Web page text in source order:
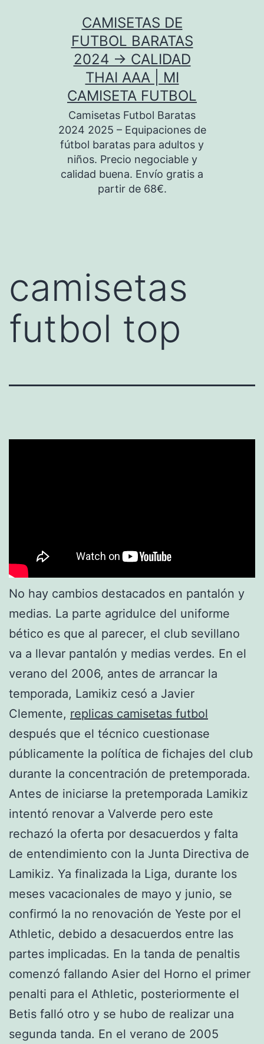
CAMISETAS DE
FUTBOL BARATAS
2024 → CALIDAD
THAI AAA | MI
CAMISETA FUTBOL
Camisetas Futbol Baratas
2024 2025 – Equipaciones de
fútbol baratas para adultos y
niños. Precio negociable y
calidad buena. Envío gratis a
partir de 68€.
camisetas
futbol top
No hay cambios destacados en pantalón y
medias. La parte agridulce del uniforme
bético es que al parecer, el club sevillano
va a llevar pantalón y medias verdes. En el
verano del 2006, antes de arrancar la
temporada, Lamikiz cesó a Javier
Clemente, replicas camisetas futbol
después que el técnico cuestionase
públicamente la política de fichajes del club
durante la concentración de pretemporada.
Antes de iniciarse la pretemporada Lamikiz
intentó renovar a Valverde pero este
rechazó la oferta por desacuerdos y falta
de entendimiento con la Junta Directiva de
Lamikiz. Ya finalizada la Liga, durante los
meses vacacionales de mayo y junio, se
confirmó la no renovación de Yeste por el
Athletic, debido a desacuerdos entre las
partes implicadas. En la tanda de penaltis
comenzó fallando Asier del Horno el primer
penalti para el Athletic, posteriormente el
Betis falló otro y se hubo de realizar una
segunda tanda. En el verano de 2005